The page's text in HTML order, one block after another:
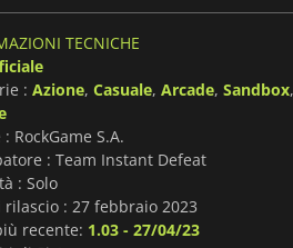
TECNICHE
: Azione, Casuale, Arcade, Sandbox,
RockGame S.A.
: Team Instant Defeat
: Solo
rilascio : 27 febbraio 2023
recente: 1.03 - 27/04/23